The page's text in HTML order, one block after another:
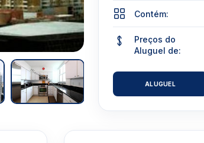
Contém:
Preços do
Aluguel de:
ALUGUEL